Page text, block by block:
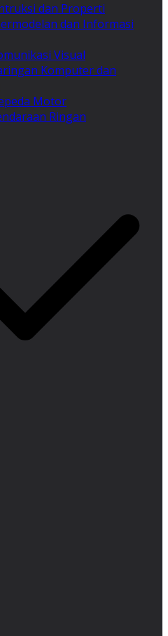
dan Properti
dan Informasi
Visual
Komputer dan
Motor
Ringan